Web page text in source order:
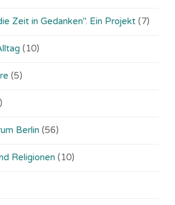
Zeit in Gedanken". Ein Projekt (7)
(10)
(5)
Berlin (56)
Religionen (10)